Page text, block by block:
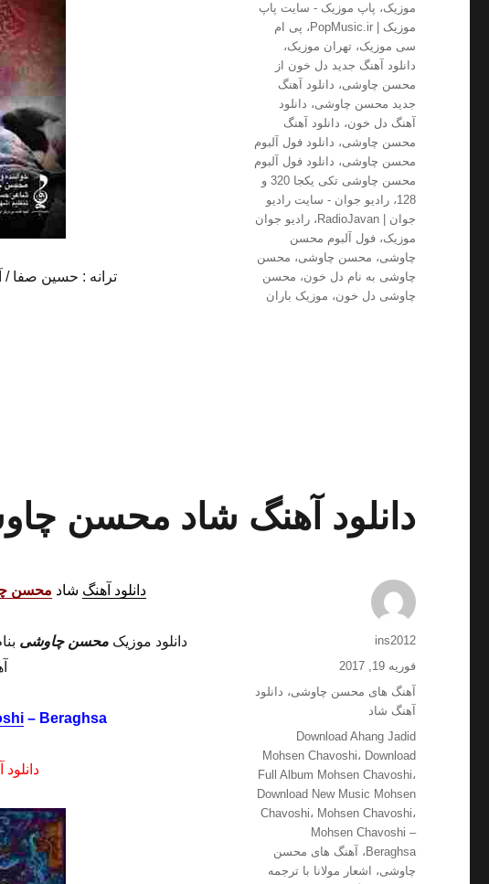
ترانه : حسین صفا
موزیک، پاپ موزیک - سایت پاپ
موزیک | PopMusic.ir
، پی ام
سی موزیک،تهران موزیک،
دانلود آهنگ جدید دل خون از
محسن چاوشی، دانلود آهنگ
جدید محسن چاوشی، دانلود
آهنگ دل خون، دانلود آهنگ
محسن چاوشی، دانلود فول آلبوم
محسن چاوشی، دانلود فول آلبوم
محسن چاوشی تکی یکجا 320 و
128،رادیو جوان - سایت رادیو
جوان | RadioJavan
،رادیو جوان
موزیک،فول آلبوم محسن
چاوشی، محسن چاوشی، محسن
چاوشی به نام دل خون، محسن
چاوشی دل خون، موزیک باران
دانلود آهنگ شاد محسن
دانلود آهنگ شاد محسن
دانلود موزیکمحسن چاوشی
– Beraghsa
نویسنده
ins2012
ارسال
شده
در
فوریه 19, 2017
دسته‌ها
آهنگ های محسن چاوشی، دانلود
آهنگ شاد
برچسب‌ها
Download Ahang Jadid
Mohsen Chavoshi، Download
Full Album Mohsen Chavoshi،
Download New Music Mohsen
Chavoshi، Mohsen Chavoshi،
Mohsen Chavoshi –
Beraghsa ،
آهنگ های محسن
چاوشی،
اشعار مولانا با ترجمه